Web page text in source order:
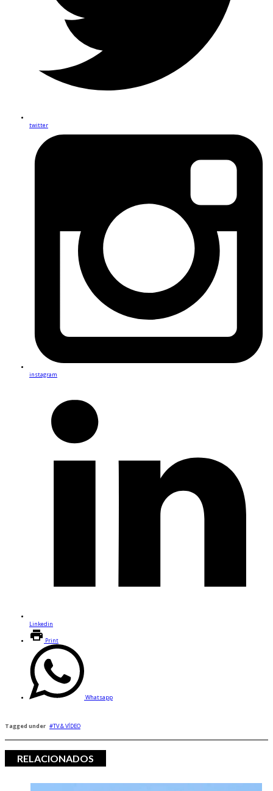
twitter
instagram
Linkedin
Print
Whatsapp
Tagged under TV & VÍDEO
RELACIONADOS